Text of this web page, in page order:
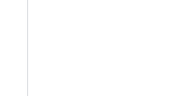
<a
I link
HTML